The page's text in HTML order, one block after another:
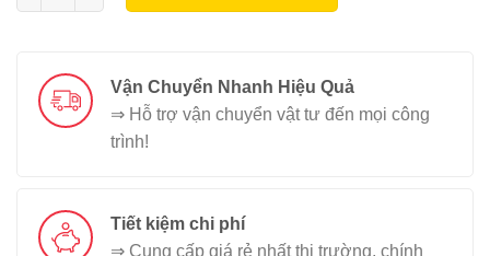
Vận Chuyển Nhanh Hiệu Quả
⇒ Hỗ trợ vận chuyển vật tư đến mọi công
trình!
Tiết kiệm chi phí
⇒ Cung cấp giá rẻ nhất thị trường, chính